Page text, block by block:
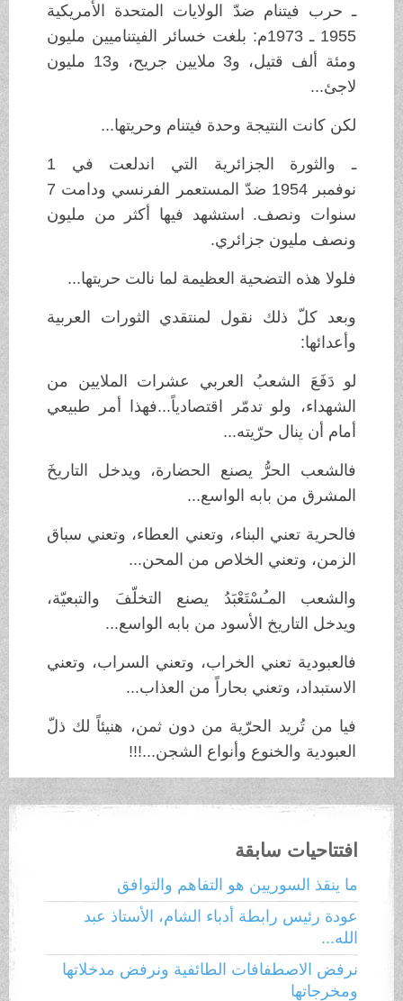
ـ حرب فيتنام ضدّ الولايات المتحدة الأمريكية
1955 ـ 1973م: بلغت خسائر الفيتناميين مليون
ومئة ألف قتيل، و3 ملايين جريح، و13 مليون
لاجئ...
لكن كانت النتيجة وحدة فيتنام وحريتها...
ـ والثورة الجزائرية التي اندلعت في 1
نوفمبر 1954 ضدّ المستعمر الفرنسي ودامت 7
سنوات ونصف. استشهد فيها أكثر من مليون
ونصف مليون جزائري.
فلولا هذه التضحية العظيمة لما نالت حريتها...
وبعد كلّ ذلك نقول لمنتقدي الثورات العربية
وأعدائها:
لو دَفَعَ الشعبُ العربي عشرات الملايين من
الشهداء، ولو تدمّر اقتصادياً...فهذا أمر طبيعي
أمام أن ينال حرّيته...
فالشعب الحرُّ يصنع الحضارة، ويدخل التاريخَ
المشرق من بابه الواسع...
فالحرية تعني البناء، وتعني العطاء، وتعني سباق
الزمن، وتعني الخلاص من المحن...
والشعب المـُسْتَعْبَدُ يصنع التخلّفَ والتبعيّة،
ويدخل التاريخ الأسود من بابه الواسع...
فالعبودية تعني الخراب، وتعني السراب، وتعني
الاستبداد، وتعني بحاراً من العذاب...
فيا من تُريد الحرّية من دون ثمن، هنيئاً لك ذلّ
العبودية والخنوع وأنواع الشجن...!!!
افتتاحيات سابقة
ما ينقذ السوريين هو التفاهم والتوافق
عودة رئيس رابطة أدباء الشام، الأستاذ عبد
الله...
نرفض الاصطفافات الطائفية ونرفض مدخلاتها
ومخرجاتها